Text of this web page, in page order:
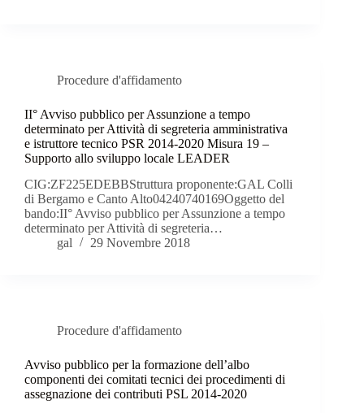
Procedure d'affidamento
II° Avviso pubblico per Assunzione a tempo
determinato per Attività di segreteria amministrativa
e istruttore tecnico PSR 2014-2020 Misura 19 –
Supporto allo sviluppo locale LEADER
CIG:ZF225EDEBBStruttura proponente:GAL Colli
di Bergamo e Canto Alto04240740169Oggetto del
bando:II° Avviso pubblico per Assunzione a tempo
determinato per Attività di segreteria…
gal
29 Novembre 2018
Procedure d'affidamento
Avviso pubblico per la formazione dell’albo
componenti dei comitati tecnici dei procedimenti di
assegnazione dei contributi PSL 2014-2020